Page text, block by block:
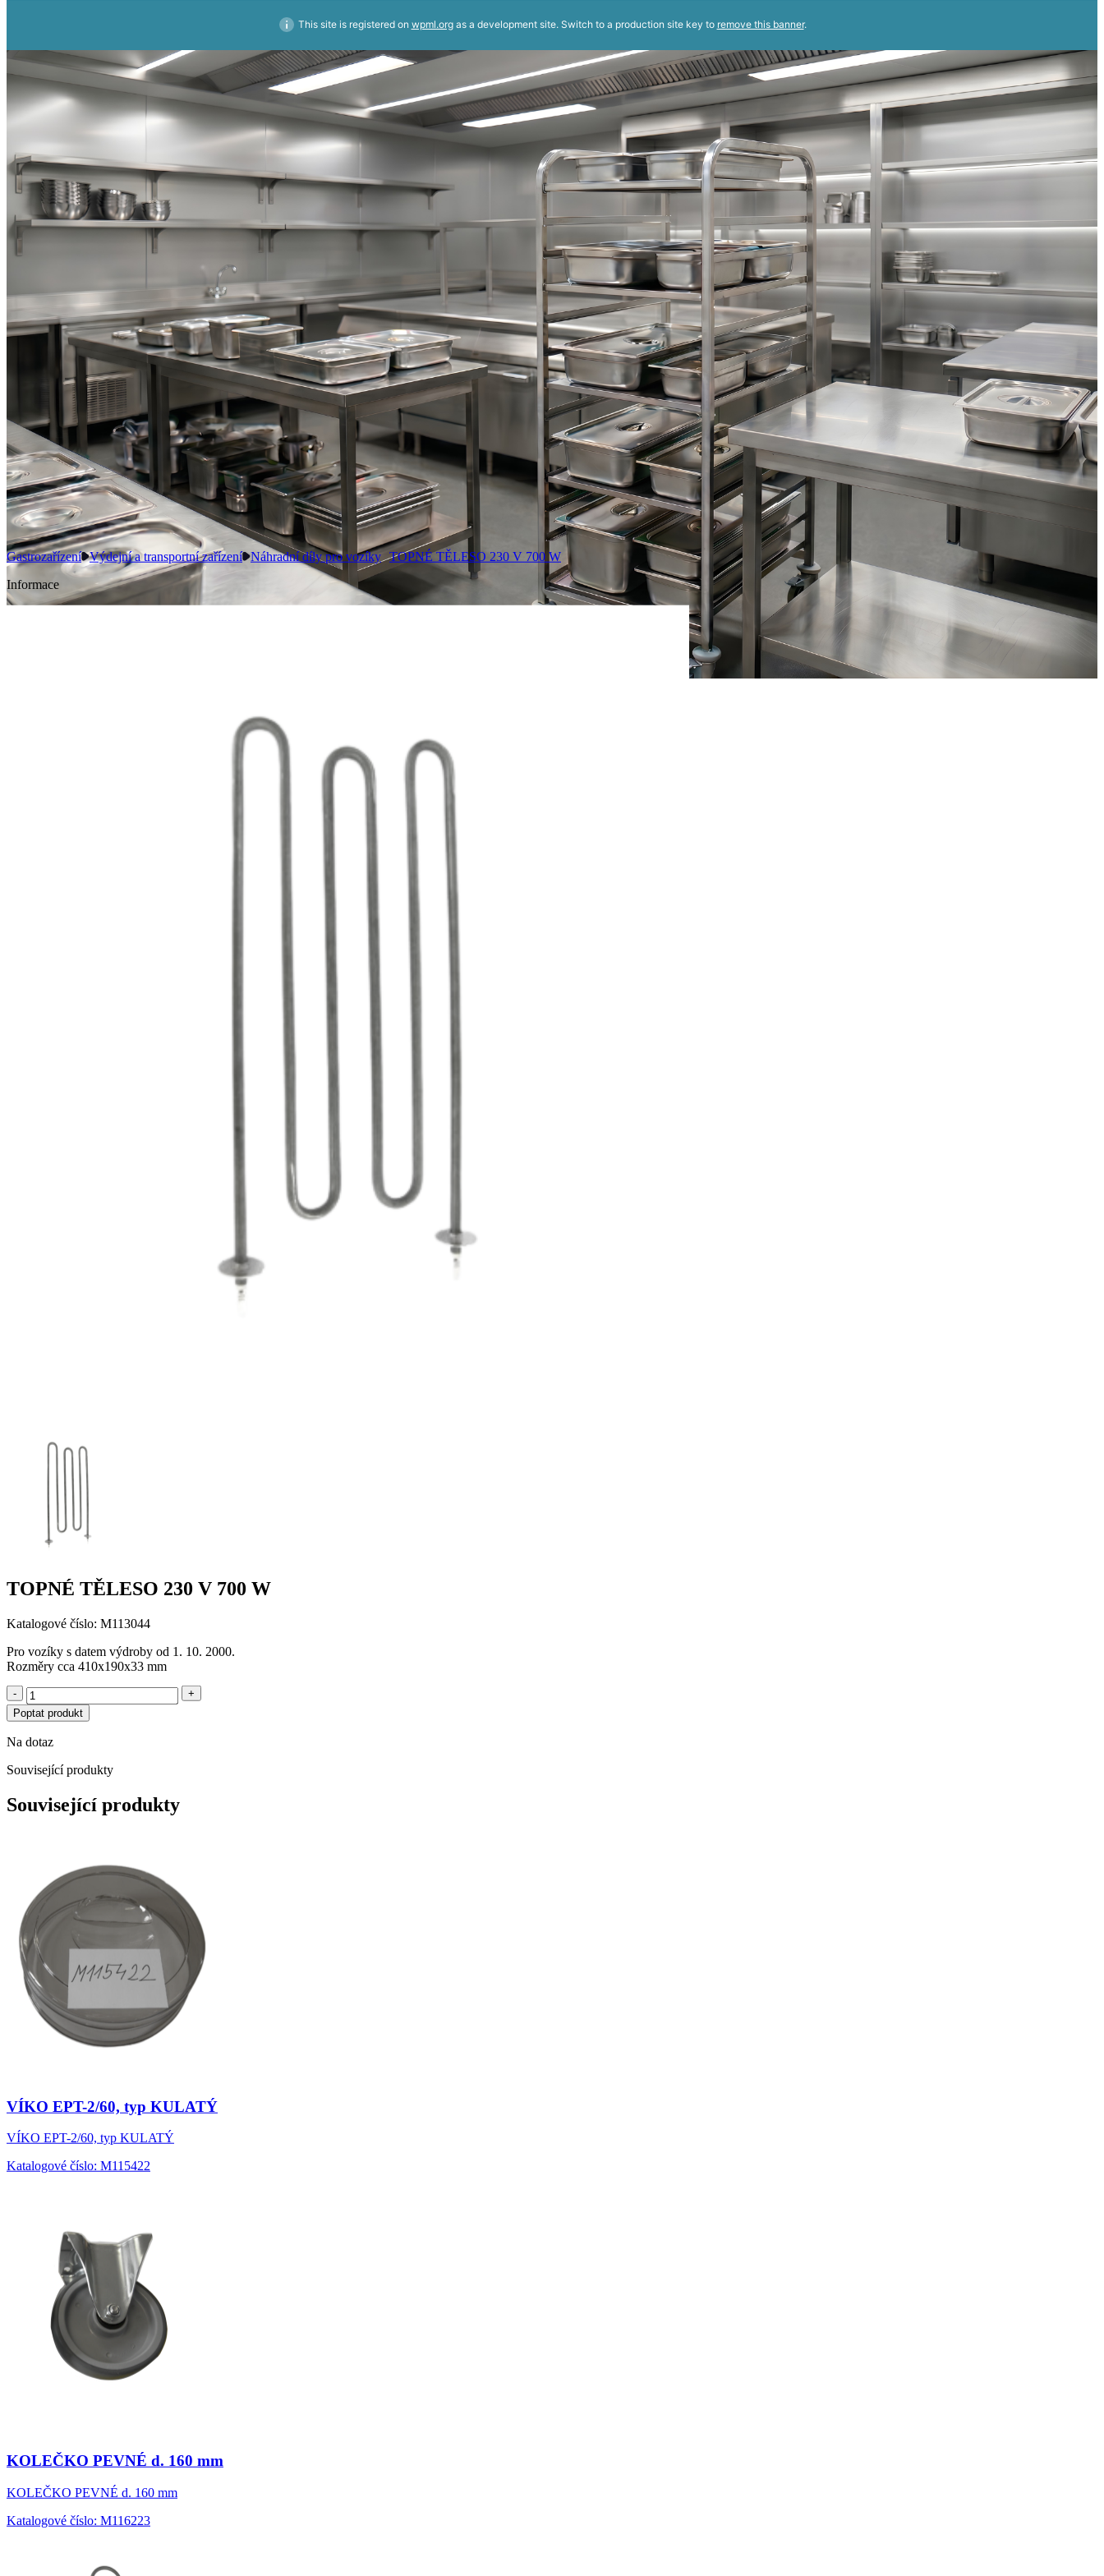
This site is registered on wpml.orgas a development site. Switch to a production site key to remove this banner.
Gastrozařízení Výdejní a transportní zařízení Náhradní díly pro vozíky TOPNÉ TĚLESO 230 V 700 W
Informace
TOPNÉ TĚLESO 230 V 700 W
Katalogové číslo: M113044
Pro vozíky s datem výdroby od 1. 10. 2000.
Rozměry cca 410x190x33 mm
-
+
Poptat produkt
Na dotaz
Související produkty
Související produkty
VÍKO EPT-2/60, typ KULATÝ
VÍKO EPT-2/60, typ KULATÝ
Katalogové číslo: M115422
KOLEČKO PEVNÉ d. 160 mm
KOLEČKO PEVNÉ d. 160 mm
Katalogové číslo: M116223